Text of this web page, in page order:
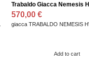
Trabaldo Giacca Nemesis
570,00 €
giacca TRABALDO NEMESIS
Add to cart